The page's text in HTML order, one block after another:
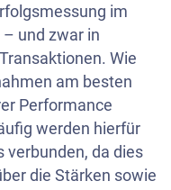
im
und zwar in
Wie
am besten
Performance
werden hierfür
verbunden, da dies
die Stärken sowie